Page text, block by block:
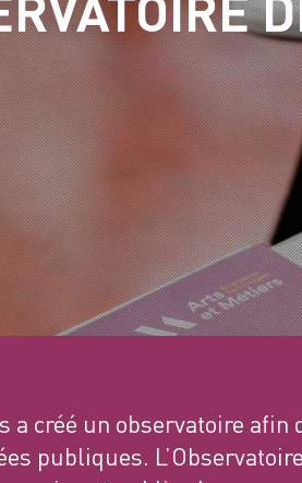
a créé un observatoire
publiques.